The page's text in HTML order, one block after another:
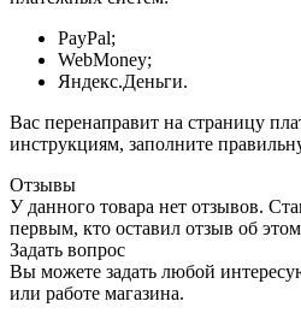
PayPal;
WebMoney;
Яндекс.Деньги.
Вас перенаправит на страницу
инструкциям, заполните
Отзывы
У данного товара нет отзывов.
первым, кто оставил отзыв об
Задать вопрос
Вы можете задать любой
или работе магазина.